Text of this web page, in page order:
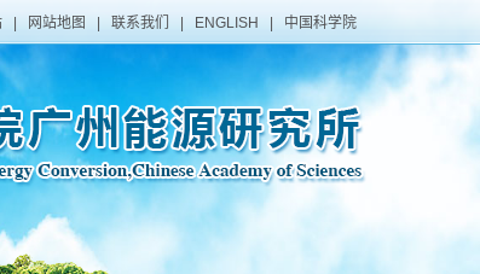
网站地图 联系我们 ENGLISH 中国科学院